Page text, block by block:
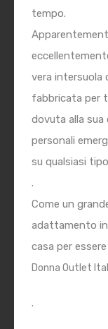
tempo.
vera intersuola
fabbricata per
dovuta alla sua
personali
su qualsiasi
.
Come un
adattamento
casa per
Donna Outlet
.